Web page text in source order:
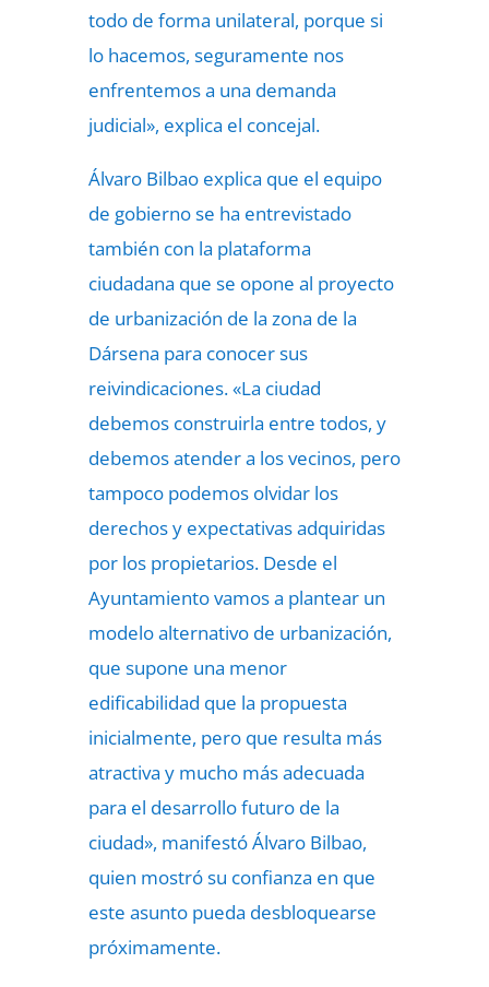
todo de forma unilateral, porque si
lo hacemos, seguramente nos
enfrentemos a una demanda
judicial», explica el concejal.
Álvaro Bilbao explica que el equipo
de gobierno se ha entrevistado
también con la plataforma
ciudadana que se opone al proyecto
de urbanización de la zona de la
Dársena para conocer sus
reivindicaciones. «La ciudad
debemos construirla entre todos, y
debemos atender a los vecinos, pero
tampoco podemos olvidar los
derechos y expectativas adquiridas
por los propietarios. Desde el
Ayuntamiento vamos a plantear un
modelo alternativo de urbanización,
que supone una menor
edificabilidad que la propuesta
inicialmente, pero que resulta más
atractiva y mucho más adecuada
para el desarrollo futuro de la
ciudad», manifestó Álvaro Bilbao,
quien mostró su confianza en que
este asunto pueda desbloquearse
próximamente.